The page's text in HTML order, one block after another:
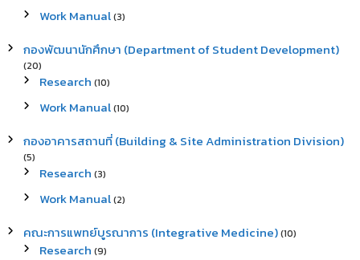
Work Manual(3)
กองพัฒนานักศึกษา (Department of Student Development)
(20)
Research (10)
Work Manual(10)
กองอาคารสถานที่ (Building & Site Administration Division)
(5)
Research (3)
Work Manual(2)
คณะการแพทย์บูรณาการ (Integrative Medicine)(10)
Research (9)